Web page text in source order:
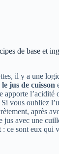
de base et
il y a une
le jus de cuisson
apporte l’acidité
vous oubliez
après
jus avec une
: ce sont eux qui